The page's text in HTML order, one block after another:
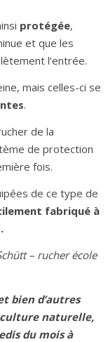
protégée,
et que les
l’entrée.
mais celles-ci se
.
de la
de protection
fois.
de ce type de
fabriqué à
– rucher école
bien d’autres
naturelle,
du mois à